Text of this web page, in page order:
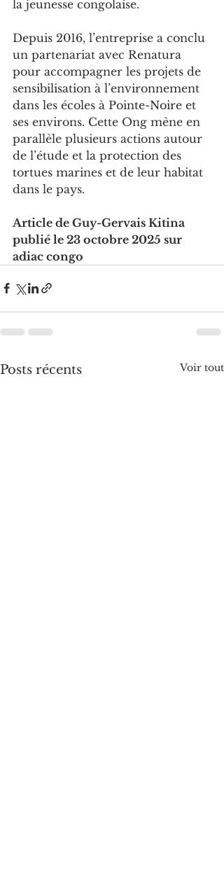
la jeunesse congolaise.
Depuis 2016, l’entreprise a conclu
un partenariat avec Renatura
pour accompagner les projets de
sensibilisation à l’environnement
dans les écoles à Pointe-Noire et
ses environs. Cette Ong mène en
parallèle plusieurs actions autour
de l’étude et la protection des
tortues marines et de leur habitat
dans le pays.
Article de Guy-Gervais Kitina
publié le 23 octobre 2025 sur
adiac congo
Posts récents Voir tout